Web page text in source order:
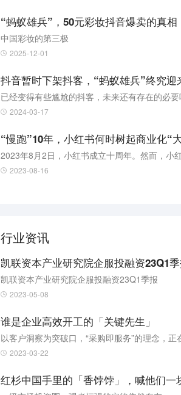
“蚂蚁雄兵”，50元彩妆抖音爆卖的真相
中国彩妆的第三极
2025-12-01
抖音暂时下架抖客，“蚂蚁雄兵”终究迎
已经变得有些尴尬的抖客，未来还有存在的必要
2024-03-17
“慢跑”10年，小红书何时树起商业化“
2023年8月2日，小红书成立十周年。然而，小
2023-08-16
行业资讯
凯联资本产业研究院企服投融资23Q1
凯联资本产业研究院企服投融资23Q1季报
2023-05-08
谁是企业高效开工的「关键先生」​
以客户洞察为突破口，“采购即服务”的理念，正
2023-03-22
红杉中国手里的「香饽饽」，喊他们一